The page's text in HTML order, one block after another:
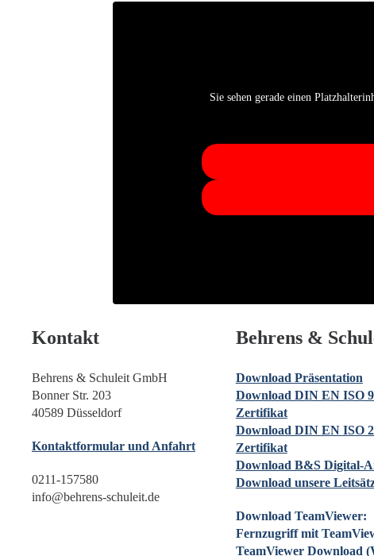
Sie sehen gerade einen
Kontakt
Behrens & Schuleit GmbH
Bonner Str. 203
40589 Düsseldorf
Kontaktformular und Anfahrt
0211-157580
info@behrens-schuleit.de
Behrens &
Download Präsentation
Download DIN EN ISO
Zertifikat
Download DIN EN ISO
Zertifikat
Download B&S Digital-
Download unsere
Download TeamViewer:
Fernzugriff mit
TeamViewer Download